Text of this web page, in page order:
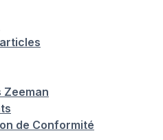
Zeeman
de Conformité